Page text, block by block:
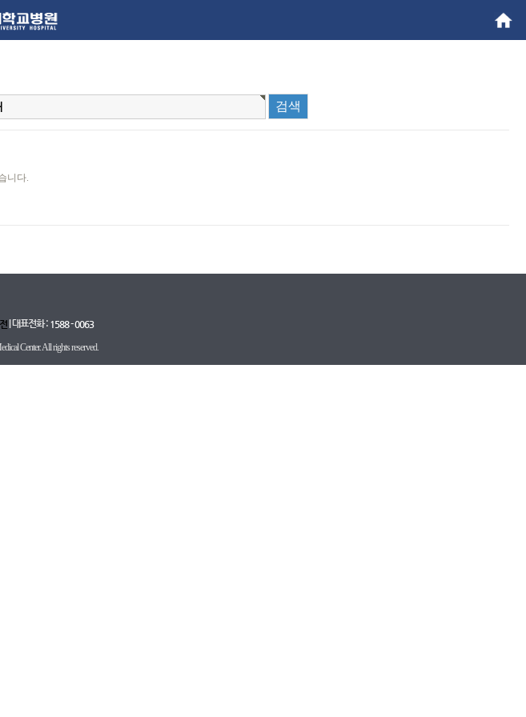
니다.
| 대표전화 : 1588 - 0063
Center. All rights reserved.